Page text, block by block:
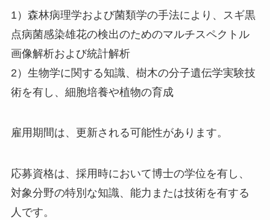
1）森林病理学および菌類学の手法により、スギ黒
点病菌感染雄花の検出のためのマルチスペクトル
画像解析および統計解析
2）生物学に関する知識、樹木の分子遺伝学実験技
術を有し、細胞培養や植物の育成
雇用期間は、更新される可能性があります。
応募資格は、採用時において博士の学位を有し、
対象分野の特別な知識、能力または技術を有する
人です。